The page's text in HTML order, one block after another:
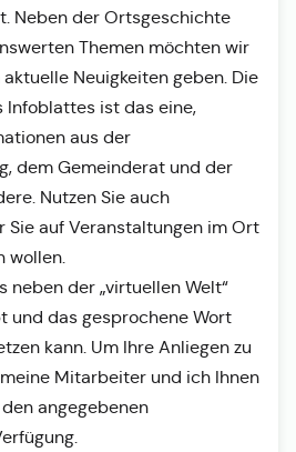
Neben der Ortsgeschichte
Themen möchten wir
Neuigkeiten geben. Die
Infoblattes ist das eine,
aus der
dem Gemeinderat und der
Nutzen Sie auch
Sie auf Veranstaltungen im Ort
wollen.
neben der „virtuellen Welt“
und das gesprochene Wort
kann. Um Ihre Anliegen zu
Mitarbeiter und ich Ihnen
angegebenen